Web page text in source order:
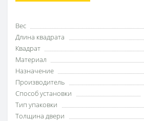
Вес
Длина квадрата
Квадрат
Материал
Назначение
Производитель
Способ установки
Тип упаковки
Толщина двери